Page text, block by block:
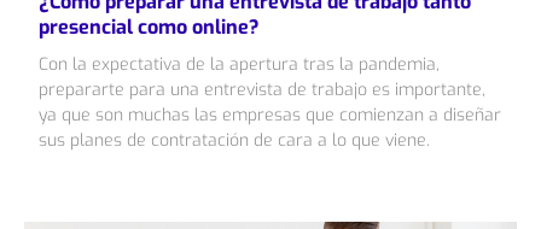
presencial como online?
Con la expectativa de la apertura tras la pandemia,
prepararte para una entrevista de trabajo es importante,
ya que son muchas las empresas que comienzan a diseñar
sus planes de contratación de cara a lo que viene.